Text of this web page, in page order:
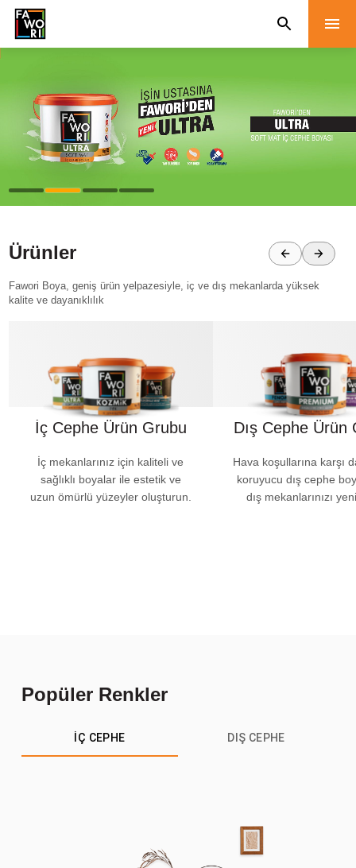
Ürünler
Fawori Boya, geniş ürün yelpazesiyle, iç ve dış mekanlarda yüksek
kalite ve dayanıklılık
İç Cephe Ürün Grubu
İç mekanlarınız için kaliteli ve
sağlıklı boyalar ile estetik ve
uzun ömürlü yüzeyler oluşturun.
Dış Cephe Ürün
Hava koşullarına karşı
koruyucu dış cephe
dış mekanlarınızı
Popüler Renkler
İÇ CEPHE DIŞ CEPHE